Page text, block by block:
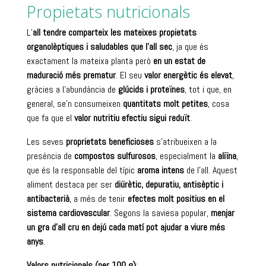
Propietats nutricionals
L’all tendre comparteix les mateixes propietats
organolèptiques i saludables que l’all sec, ja que és
exactament la mateixa planta però en un estat de
maduració més prematur. El seu valor energètic és elevat,
gràcies a l’abundància de glúcids i proteïnes, tot i que, en
general, se’n consumeixen quantitats molt petites, cosa
que fa que el valor nutritiu efectiu sigui reduït.
Les seves proprietats beneficiosess’atribueixen a la
presència de compostos sulfurosos, especialment la aliïna,
que és la responsable del típic aroma intensde l’all. Aquest
aliment destaca per ser diürètic, depuratiu, antisèptic i
antibacterià, a més de tenir efectes molt positius en el
sistema cardiovascular. Segons la saviesa popular, menjar
un gra d’all cru en dejú cada matí pot ajudar a viure més
anys.